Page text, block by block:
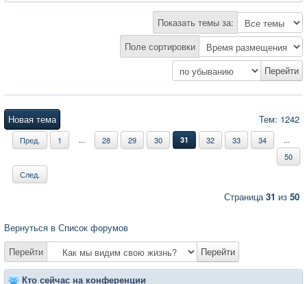
Показать темы за:
Поле сортировки
Новая тема Тем: 1242
Пред. 1 ... 28 29 30 31 32 33 34
...
50
След.
Страница 31 из 50
Вернуться в Список форумов
Перейти
Перейти
Кто сейчас на конференции